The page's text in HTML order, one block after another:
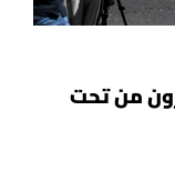
من تحت